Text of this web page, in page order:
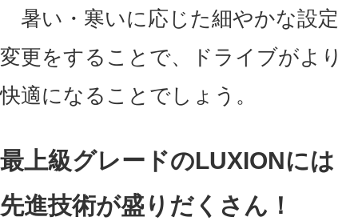
暑い・寒いに応じた細やかな設定
変更をすることで、ドライブがより
快適になることでしょう。
最上級グレードのLUXIONには
先進技術が盛りだくさん！